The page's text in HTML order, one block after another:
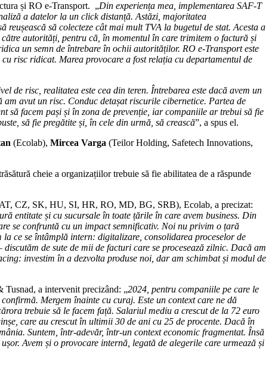
și RO e-Transport. „Din experiența mea, implementarea SAF-T
a datelor la un click distanță. Astăzi, majoritatea
să colecteze cât mai mult TVA la bugetul de stat. Acesta a
autorități, pentru că, în momentul în care trimitem o factură și
un semn de întrebare în ochii autorităților. RO e-Transport este
risc ridicat. Marea provocare a fost relația cu departamentul de
de risc, realitatea este cea din teren. Întrebarea este dacă avem un
avut un risc. Conduc detașat riscurile cibernetice. Partea de
să facem pași și în zona de prevenție, iar companiile ar trebui să fie
să fie pregătite și, în cele din urmă, să crească”, a spus el.
(Ecolab), Mircea Varga (Teilor Holding, Safetech Innovations,
cheie a organizațiilor trebuie să fie abilitatea de a răspunde
CZ, SK, HU, SI, HR, RO, MD, BG, SRB), Ecolab, a precizat:
entitate și cu sucursale în toate țările în care avem business. Din
se confruntă cu un impact semnificativ. Noi nu privim o țară
ce se întâmplă intern: digitalizare, consolidarea proceselor de
de sute de mii de facturi care se procesează zilnic. Dacă am
investim în a dezvolta produse noi, dar am schimbat și modul de
a intervenit precizând: „2024, pentru companiile pe care le
Mergem înainte cu curaj. Este un context care ne dă
trebuie să le facem față. Salariul mediu a crescut de la 72 euro
care au crescut în ultimii 30 de ani cu 25 de procente. Dacă în
Suntem, într-adevăr, într-un context economic fragmentat. Însă
Avem și o provocare internă, legată de alegerile care urmează și